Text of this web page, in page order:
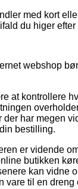
med kort
du higer
webshop
at kontrollere
der har megen
bestilling.
er vidende
butikken
kan vidne
vare til en dreng